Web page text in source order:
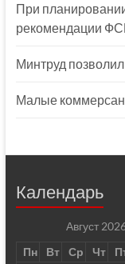
При
рекомендации
Минтруд
Малые
Календарь
Август
Пн
Вт Ср Чт